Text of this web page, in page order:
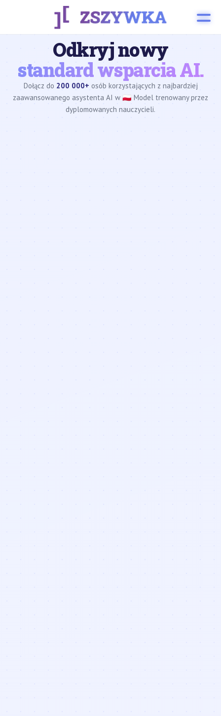
Odkryj nowy
standard wsparcia AI.
Dołącz do 200 000+ osób korzystających z najbardziej
zaawansowanego asystenta AI w 🇵🇱 Model trenowany przez
dyplomowanych nauczycieli.